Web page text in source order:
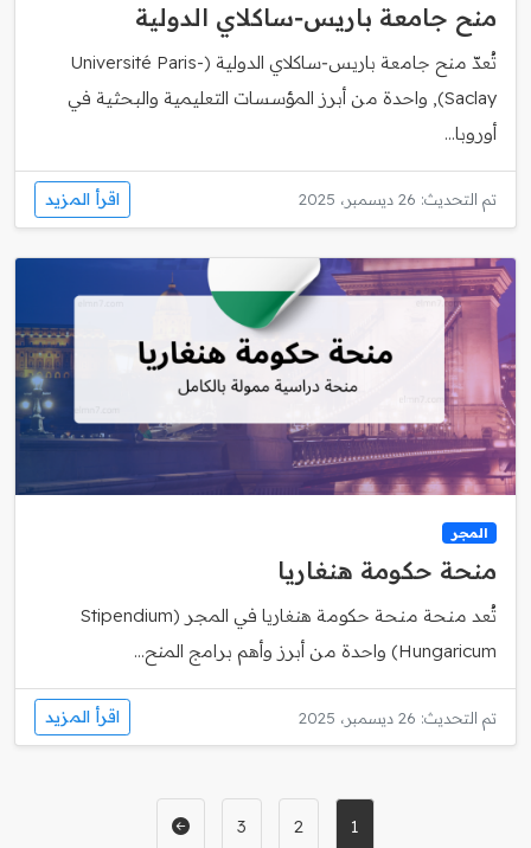
منح جامعة باريس‑ساكلاي الدولية
تُعدّ منح جامعة باريس‑ساكلاي الدولية (Université Paris-
Saclay), واحدة من أبرز المؤسسات التعليمية والبحثية في
أوروبا...
تم التحديث: 26 ديسمبر، 2025 اقرأ المزيد
المجر
منحة حكومة هنغاريا
تُعد منحة منحة حكومة هنغاريا في المجر (Stipendium
Hungaricum) واحدة من أبرز وأهم برامج المنح...
تم التحديث: 26 ديسمبر، 2025 اقرأ المزيد
1
2
3